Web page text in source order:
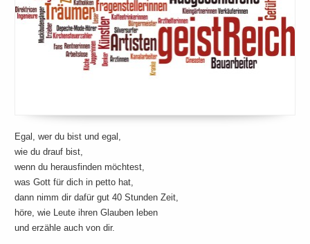
Egal, wer du bist und egal,
wie du drauf bist,
wenn du herausfinden möchtest,
was Gott für dich in petto hat,
dann nimm dir dafür gut 40 Stunden Zeit,
höre, wie Leute ihren Glauben leben
und erzähle auch von dir.